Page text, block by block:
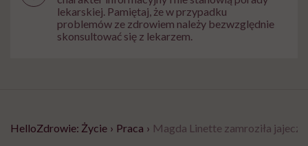
lekarskiej. Pamiętaj, że w przypadku
problemów ze zdrowiem należy bezwzględnie
skonsultować się z lekarzem.
HelloZdrowie: Życie › Praca › Magda Linette zamroziła